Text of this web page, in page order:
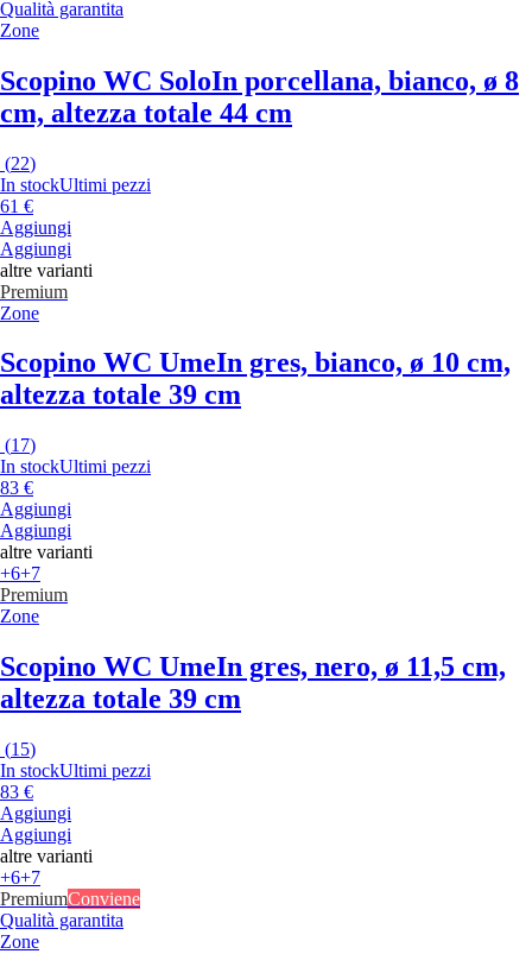
Qualità garantita
Zone
Scopino WC SoloIn porcellana, bianco, ø 8
cm, altezza totale 44 cm
(22)
In stockUltimi pezzi
61 €
Aggiungi
Aggiungi
altre varianti
Premium
Zone
Scopino WC UmeIn gres, bianco, ø 10 cm,
altezza totale 39 cm
(17)
In stockUltimi pezzi
83 €
Aggiungi
Aggiungi
altre varianti
+6+7
Premium
Zone
Scopino WC UmeIn gres, nero, ø 11,5 cm,
altezza totale 39 cm
(15)
In stockUltimi pezzi
83 €
Aggiungi
Aggiungi
altre varianti
+6+7
PremiumConviene
Qualità garantita
Zone